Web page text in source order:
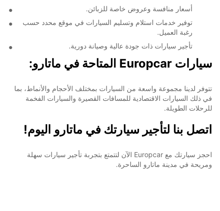
أسعار منافسة وعروض خاصة للزبائن.
توفير خدمات استلام وتسليم السيارات في موقع محدد حسب
رغبة العميل.
تأجير سيارات ذات جودة عالية وصيانة دورية.
سيارات Europcar المتاحة في ماتارو:
تتوفر لدينا مجموعة واسعة من السيارات بمختلف الأحجام والأنماط، بما
في ذلك السيارات الاقتصادية للمسافات القصيرة والسيارات الفخمة
للرحلات الطويلة.
اتصل بنا لتأجير سيارتك في ماتارو اليوم!
احجز سيارتك مع Europcar الآن لتتمتع بتجربة تأجير سيارات سهلة
ومريحة في مدينة ماتارو الساحرة.